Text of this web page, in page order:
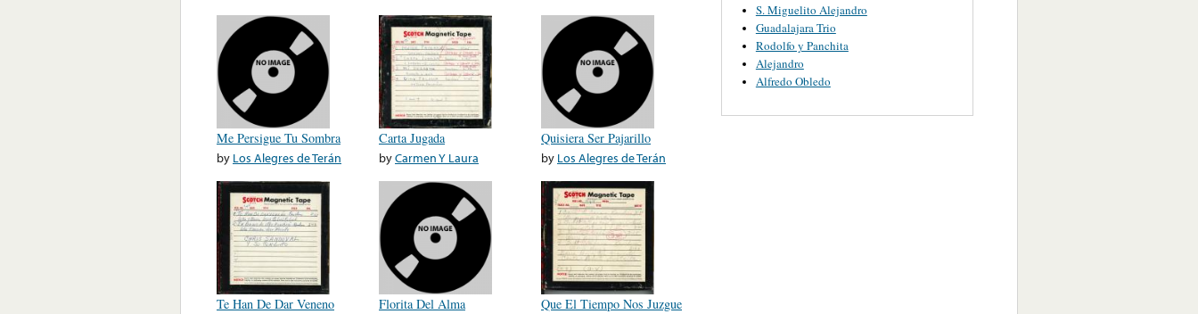
Me Persigue Tu Sombra
by Los Alegres de Terán
Carta Jugada
byCarmen Y Laura
Quisiera Ser Pajarillo
by Los Alegres de Terán
Te Han De Dar Veneno
Florita Del Alma
Que El Tiempo Nos Juzgue
S. Miguelito Alejandro
Guadalajara Trio
Rodolfo y Panchita
Alejandro
Alfredo Obledo